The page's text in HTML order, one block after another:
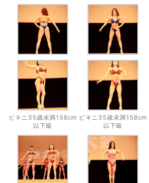
ビキニ35歳未満158cm
以下級
ビキニ35歳未満158cm
以下級